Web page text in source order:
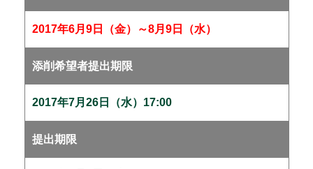
2017年6月9日（金）～8月9日（水）
添削希望者提出期限
2017年7月26日（水）17:00
提出期限